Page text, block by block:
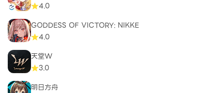
4.0
GODDESS OF VICTORY: NIKKE
4.0
天堂W
3.0
明日方舟